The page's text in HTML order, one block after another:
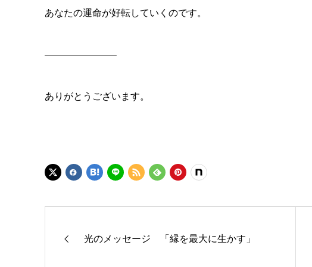
あなたの運命が好転していくのです。
———————–
ありがとうございます。
光のメッセージ 「縁を最大に生かす」